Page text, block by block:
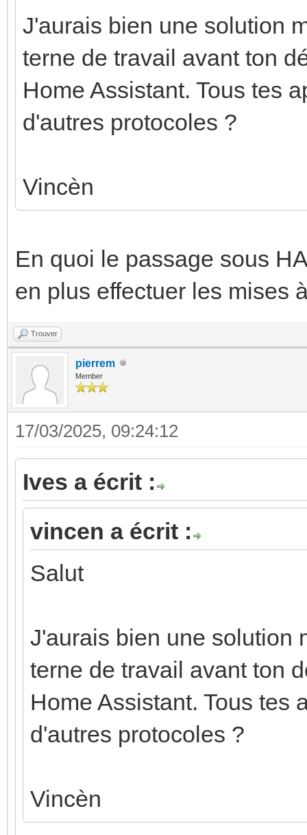
J'aurais bien une solution
terne de travail avant ton
Home Assistant. Tous tes
d'autres protocoles ?
Vincèn
En quoi le passage sous
en plus effectuer les mises
Trouver
pierrem
Member
17/03/2025, 09:24:12
Ives a écrit :
vincen a écrit :
Salut
J'aurais bien une solution
terne de travail avant ton
Home Assistant. Tous tes
d'autres protocoles ?
Vincèn